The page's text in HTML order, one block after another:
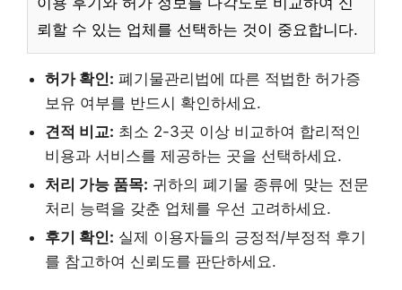
뢰할 수 있는 업체를 선택하는 것이 중요합니다.
허가 확인: 폐기물관리법에 따른 적법한 허가증
보유 여부를 반드시 확인하세요.
견적 비교: 최소 2-3곳 이상 비교하여 합리적인
비용과 서비스를 제공하는 곳을 선택하세요.
처리 가능 품목: 귀하의 폐기물 종류에 맞는 전문
처리 능력을 갖춘 업체를 우선 고려하세요.
후기 확인: 실제 이용자들의 긍정적/부정적 후기
를 참고하여 신뢰도를 판단하세요.